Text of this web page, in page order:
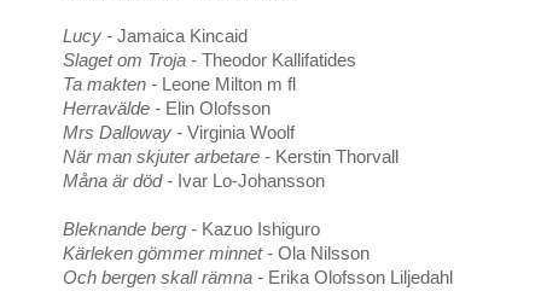
Lucy - Jamaica Kincaid
Slaget om Troja - Theodor Kallifatides
Ta makten -
Leone Milton m fl
Herravälde - Elin Olofsson
Mrs Dalloway - Virginia Woolf
När man skjuter arbetare - Kerstin Thorvall
Måna är död - Ivar Lo-Johansson
Bleknande berg - Kazuo Ishiguro
Kärleken gömmer minnet - Ola Nilsson
Och bergen skall rämna - Erika Olofsson Liljedahl